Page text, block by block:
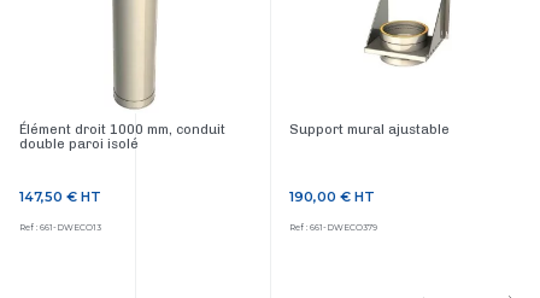
Élément droit 1000 mm, conduit
double paroi isolé
Prix
147,50 € HT
Ref : 661-DWECO13
Support mural ajustable
Prix
190,00 € HT
Ref : 661-DWECO379